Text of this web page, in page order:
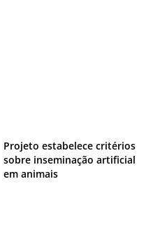
Projeto estabelece critérios
sobre inseminação artificial
em animais